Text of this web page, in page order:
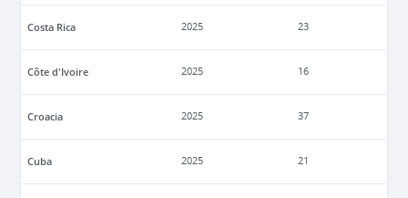
Costa Rica 2025 23
Côte d'Ivoire 2025 16
Croacia 2025 37
Cuba 2025 21